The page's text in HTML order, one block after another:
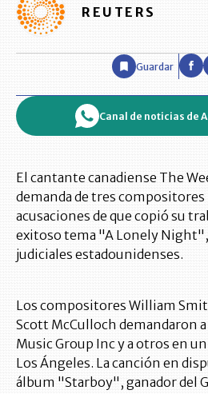
REUTERS
Guardar
Canal de noticias de
El cantante canadiense The
demanda de tres
acusaciones de que copió su
exitoso tema "A Lonely
judiciales estadounidenses.
Los compositores William
Scott McCulloch demandaron
Music Group Inc y a otros en
Los Ángeles. La canción en
álbum "Starboy", ganador del